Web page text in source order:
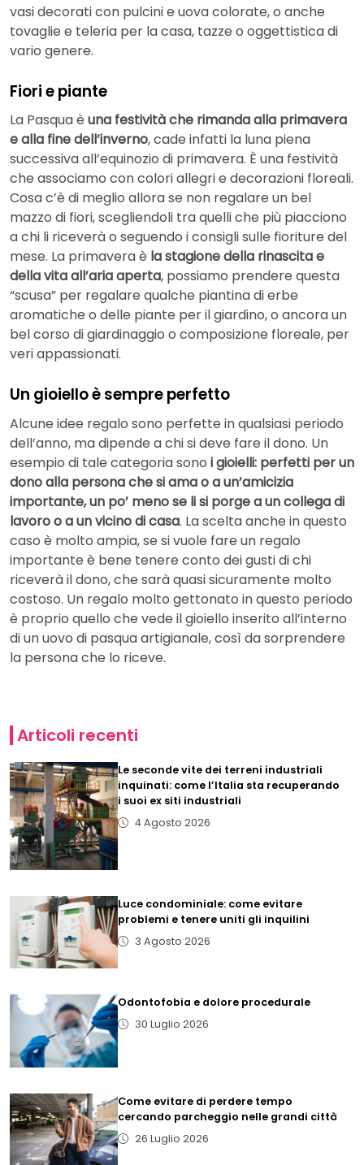
vasi decorati con pulcini e uova colorate, o anche
tovaglie e teleria per la casa, tazze o oggettistica di
vario genere.
Fiori e piante
La Pasqua è una festività che rimanda alla primavera
e alla fine dell’inverno, cade infatti la luna piena
successiva all’equinozio di primavera. È una festività
che associamo con colori allegri e decorazioni floreali.
Cosa c’è di meglio allora se non regalare un bel
mazzo di fiori, scegliendoli tra quelli che più piacciono
a chi li riceverà o seguendo i consigli sulle fioriture del
mese. La primavera è la stagione della rinascita e
della vita all’aria aperta, possiamo prendere questa
“scusa” per regalare qualche piantina di erbe
aromatiche o delle piante per il giardino, o ancora un
bel corso di giardinaggio o composizione floreale, per
veri appassionati.
Un gioiello è sempre perfetto
Alcune idee regalo sono perfette in qualsiasi periodo
dell’anno, ma dipende a chi si deve fare il dono. Un
esempio di tale categoria sono i gioielli: perfetti per un
dono alla persona che si ama o a un’amicizia
importante, un po’ meno se li si porge a un collega di
lavoro o a un vicino di casa. La scelta anche in questo
caso è molto ampia, se si vuole fare un regalo
importante è bene tenere conto dei gusti di chi
riceverà il dono, che sarà quasi sicuramente molto
costoso. Un regalo molto gettonato in questo periodo
è proprio quello che vede il gioiello inserito all’interno
di un uovo di pasqua artigianale, così da sorprendere
la persona che lo riceve.
Articoli recenti
Le seconde vite dei terreni industriali
inquinati: come l’Italia sta recuperando
i suoi ex siti industriali
4 Agosto 2026
Luce condominiale: come evitare
problemi e tenere uniti gli inquilini
3 Agosto 2026
Odontofobia e dolore procedurale
30 Luglio 2026
Come evitare di perdere tempo
cercando parcheggio nelle grandi città
26 Luglio 2026